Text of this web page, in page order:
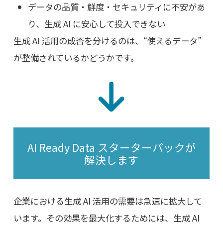
データの品質・鮮度・セキュリティに不安があ
り、生成 AI に安心して投入できない
生成 AI 活用の成否を分けるのは、“使えるデータ”
が整備されているかどうかです。
AI Ready Data スターターパックが
解決します
企業における生成 AI 活用の需要は急速に拡大して
います。その効果を最大化するためには、生成 AI